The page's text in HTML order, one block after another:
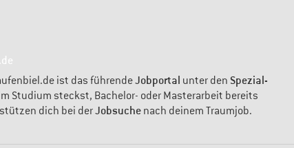
ist das führendeJobportal unter den Spezial-
Studium steckst, Bachelor- oder Masterarbeit bereits
dich bei derJobsuche nach deinem Traumjob.